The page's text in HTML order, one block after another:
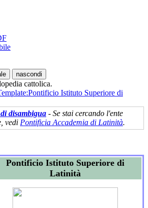
nascondi
cattolica.
Istituto Superiore di
disambigua - Se stai cercando l'ente
vedi Pontificia Accademia di Latinità.
Pontificio Istituto Superiore di
Latinità